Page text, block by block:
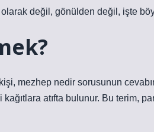
değil, gönülden değil, işte
mezhep nedir sorusunun
kağıtlara atıfta bulunur. Bu terim,